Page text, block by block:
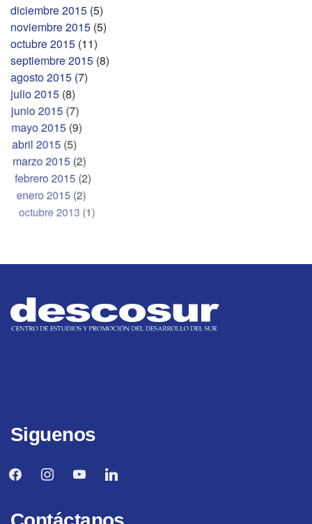
diciembre 2015 (5)
noviembre 2015 (5)
octubre 2015 (11)
septiembre 2015 (8)
agosto 2015 (7)
julio 2015 (8)
junio 2015 (7)
mayo 2015(9)
abril 2015(5)
marzo 2015(2)
febrero 2015(2)
enero 2015(2)
octubre 2013(1)
Siguenos
facebookinstagramyoutubelinkedin